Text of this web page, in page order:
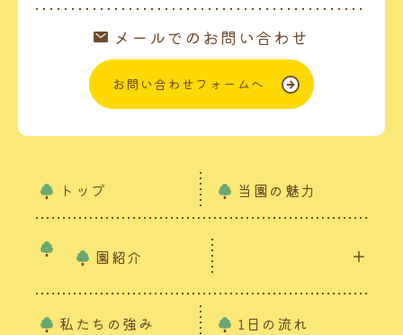
メールでのお問い合わせ
お問い合わせフォームへ
トップ 当園の魅力
園紹介
私たちの強み 1日の流れ